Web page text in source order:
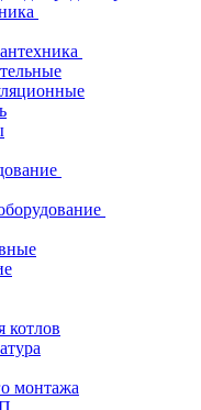
котлов
монтажа